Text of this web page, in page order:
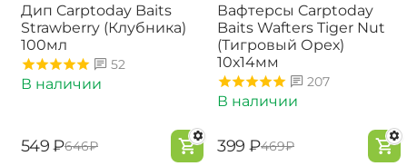
Дип Carptoday Baits
Strawberry (Клубника)
100мл
52
В наличии
‍549‍ ₽‍646‍₽
Вафтерсы Carptoday
Baits Wafters Tiger Nut
(Тигровый Орех)
10х14мм
207
В наличии
‍399‍ ₽‍469‍₽